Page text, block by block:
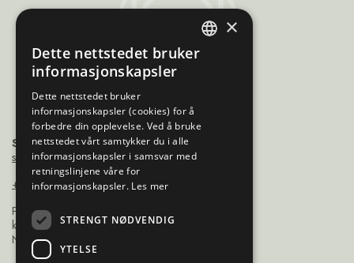
Sami
Trademarks
Sámiráđđi
saamicouncil@saamicouncil.net
+47 950 25 926
Postboks 162 9735
kárášjohka / karasjok
Norge
ENGLISH
FINNISH
×
Dette nettstedet bruker
informasjonskapsler
Dette nettstedet bruker
informasjonskapsler (cookies) for å
forbedre din opplevelse. Ved å bruke
nettstedet vårt samtykker du i alle
informasjonskapsler i samsvar med
retningslinjene våre for
informasjonskapsler. Les mer
STRENGT NØDVENDIG
YTELSE